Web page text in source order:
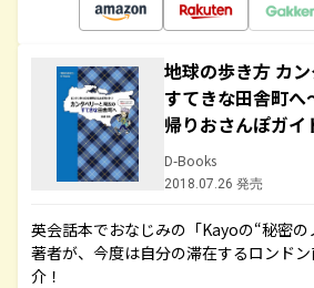
地球の歩き方 カ
すてきな田舎町へ
帰りおさんぽガ
D-Books
2018.07.26 発売
英会話本でおなじみの「Kayoの“秘密の
著者が、今度は自分の滞在するロンド
介！